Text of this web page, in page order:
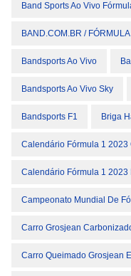
Band Sports Ao Vivo
BAND.COM.BR / FÓRMULA
Bandsports Ao Vivo
Bandsports Ao Vivo Sky
Bandsports F1 Briga
Calendário Fórmula 1
Calendário Fórmula 1 2023
Campeonato Mundial De
Carro Grosjean
Carro Queimado Grosjean